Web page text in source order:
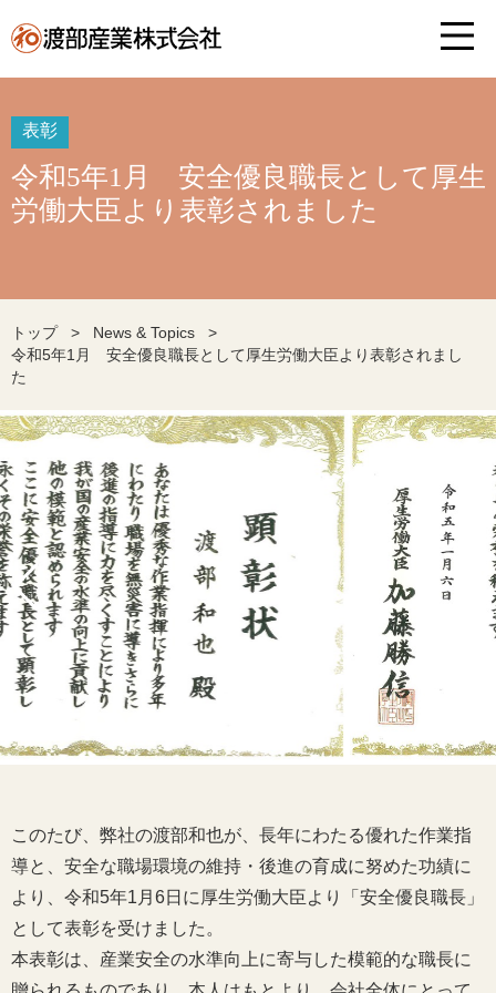
表彰
令和5年1月 安全優良職長として厚生
労働大臣より表彰されました
トップ > News & Topics
>
令和5年1月 安全優良職長として厚生労働大臣より表彰されまし
た
このたび、弊社の渡部和也が、長年にわたる優れた作業指
導と、安全な職場環境の維持・後進の育成に努めた功績に
より、令和5年1月6日に厚生労働大臣より「安全優良職長」
として表彰を受けました。
本表彰は、産業安全の水準向上に寄与した模範的な職長に